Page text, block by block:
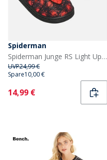
Spiderman
Spiderman Junge RS Light Up Hausschuhe Schwarz / Rot
UVP24,99 €
Spare10,00 €
Current
14,99 €